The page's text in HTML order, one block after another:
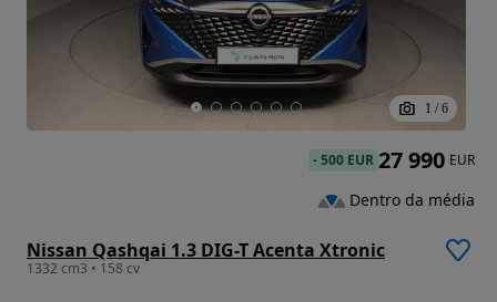
1 / 6
Nissan Qashqai 1.3 DIG-T Acenta Xtronic
1332 cm3 • 158 cv
-500 EUR 27 990 EUR
Dentro da média